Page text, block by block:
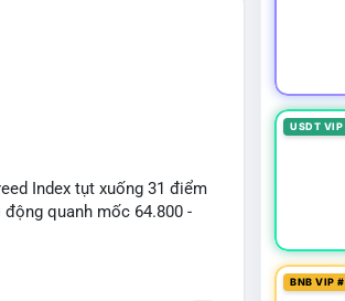
Index tụt xuống 31 điểm
quanh mốc 64.800 -
dịch BTC lớn được ghi
USDT
BNB VIP